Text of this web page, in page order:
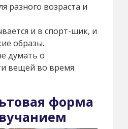
разного возраста и
и в спорт-шик, и
образы.
думать о
вещей во время
форма